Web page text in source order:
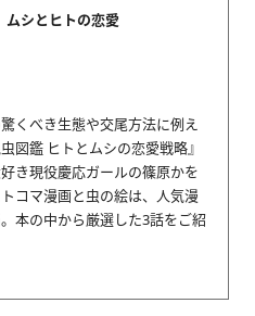
シとヒトの恋愛
くべき生態や交尾方法に例え
図鑑 ヒトとムシの恋愛戦略』
き現役慶応ガールの篠原かを
コマ漫画と虫の絵は、人気漫
本の中から厳選した3話をご紹